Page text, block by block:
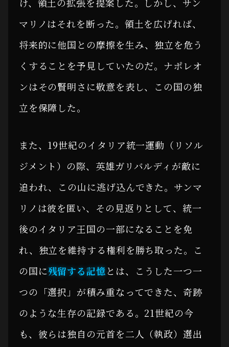
マリノはそれを断った。領土を広げれば、
将来的に他国との摩擦を生み、独立を危う
くすることを予見していたのだ。ナポレオ
ンはその賢明さに敬意を表し、この国の独
立を保障した。
また、19世紀のイタリア統一運動（リソル
ジメント）の際、英雄ガリバルディが敵に
追われ、この山に逃げ込んできた。サンマ
リノは彼を匿い、その見返りとして、統一
後のイタリア王国の一部になることを免
れ、独立を維持する権利を勝ち取った。こ
の国に残留する記憶とは、こうした一つ一
つの「選択」が積み重なってできた、奇跡
のような生存の記録である。21世紀の今
も、彼らは独自の元首を二人（執政）選出